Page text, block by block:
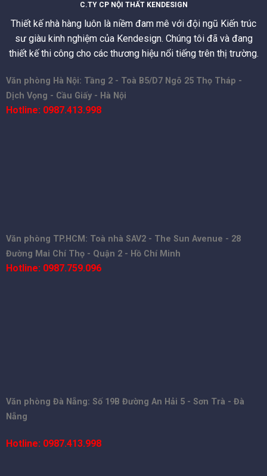
C.TY CP NỘI THẤT KENDESIGN
Thiết kế nhà hàng luôn là niềm đam mê với đội ngũ Kiến trúc
sư giàu kinh nghiệm của Kendesign. Chúng tôi đã và đang
thiết kế thi công cho các thương hiệu nổi tiếng trên thị trường.
Văn phòng Hà Nội: Tầng 2 - Toà B5/D7 Ngõ 25 Thọ Tháp -
Dịch Vọng - Cầu Giấy - Hà Nội
Hotline: 0987.413.998
Văn phòng TP.HCM: Toà nhà SAV2 - The Sun Avenue - 28
Đường Mai Chí Thọ - Quận 2 - Hồ Chí Minh
Hotline: 0987.759.096
Văn phòng Đà Nẵng: Số 19B Đường An Hải 5 - Sơn Trà - Đà
Nẵng
Hotline: 0987.413.998